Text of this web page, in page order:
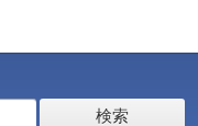
検索